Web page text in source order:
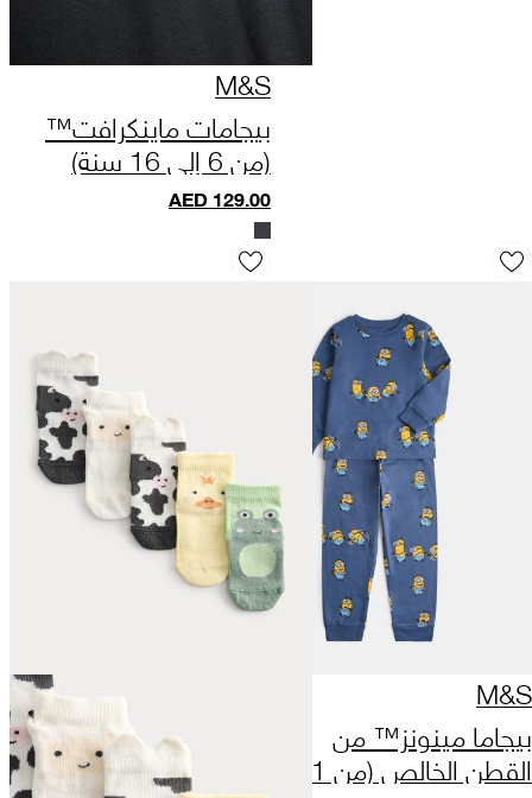
M&S
بيجامات ماينكرافت™
(من 6 إلى 16 سنة)
AED129.00
M&S
بيجاما مينونز™ من